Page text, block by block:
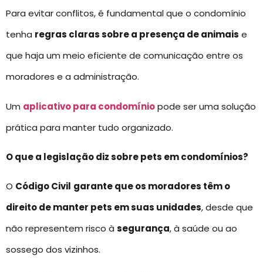
Para evitar conflitos, é fundamental que o condomínio
tenha regras claras sobre a presença de animais e
que haja um meio eficiente de comunicação entre os
moradores e a administração.
Um aplicativo para condomíniopode ser uma solução
prática para manter tudo organizado.
O que a legislação diz sobre pets em condomínios?
O Código Civil garante que os moradores têm o
direito de manter pets em suas unidades, desde que
não representem risco à segurança, à saúde ou ao
sossego dos vizinhos.